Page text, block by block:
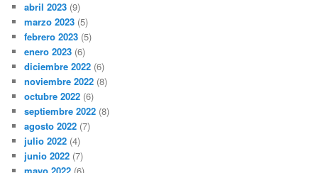
abril 2023 (9)
marzo 2023 (5)
febrero 2023 (5)
enero 2023 (6)
diciembre 2022 (6)
noviembre 2022 (8)
octubre 2022 (6)
septiembre 2022 (8)
agosto 2022 (7)
julio 2022 (4)
junio 2022 (7)